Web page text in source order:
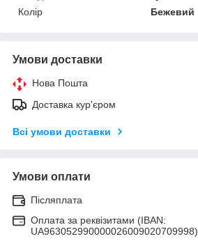
Колір
Бежевий
Умови доставки
Нова Пошта
Доставка кур'єром
Всі умови доставки
Умови оплати
Післяплата
Оплата за реквізитами (IBAN:
UA963052990000026009020709998)